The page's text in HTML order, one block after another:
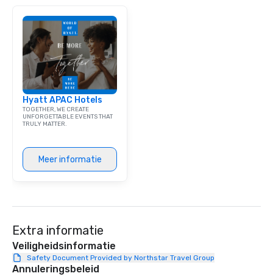
Favorites" can also be brought to your
office, hotel or meeting space.
Hyatt APAC Hotels
TOGETHER, WE CREATE
UNFORGETTABLE EVENTS THAT
TRULY MATTER.
Meer informatie
Extra informatie
Veiligheidsinformatie
Safety Document Provided by Northstar Travel Group
Annuleringsbeleid